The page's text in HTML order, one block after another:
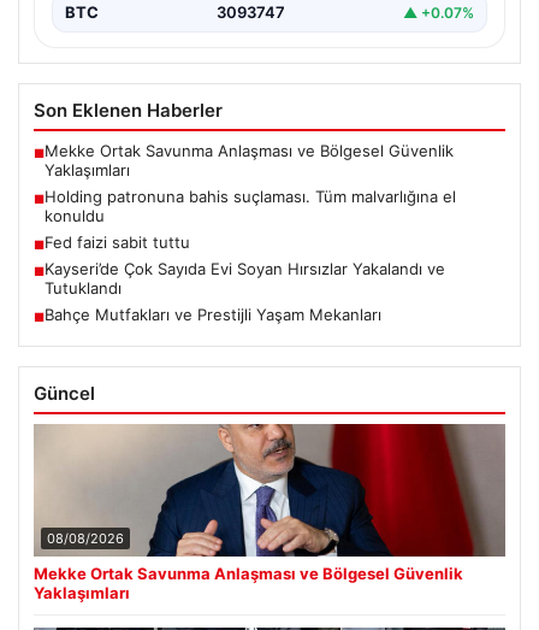
BTC 3093747 ▲ +0.07%
Son Eklenen Haberler
■Mekke Ortak Savunma Anlaşması ve Bölgesel Güvenlik
Yaklaşımları
■Holding patronuna bahis suçlaması. Tüm malvarlığına el
konuldu
■Fed faizi sabit tuttu
■Kayseri’de Çok Sayıda Evi Soyan Hırsızlar Yakalandı ve
Tutuklandı
■Bahçe Mutfakları ve Prestijli Yaşam Mekanları
Güncel
08/08/2026
Mekke Ortak Savunma Anlaşması ve Bölgesel Güvenlik
Yaklaşımları